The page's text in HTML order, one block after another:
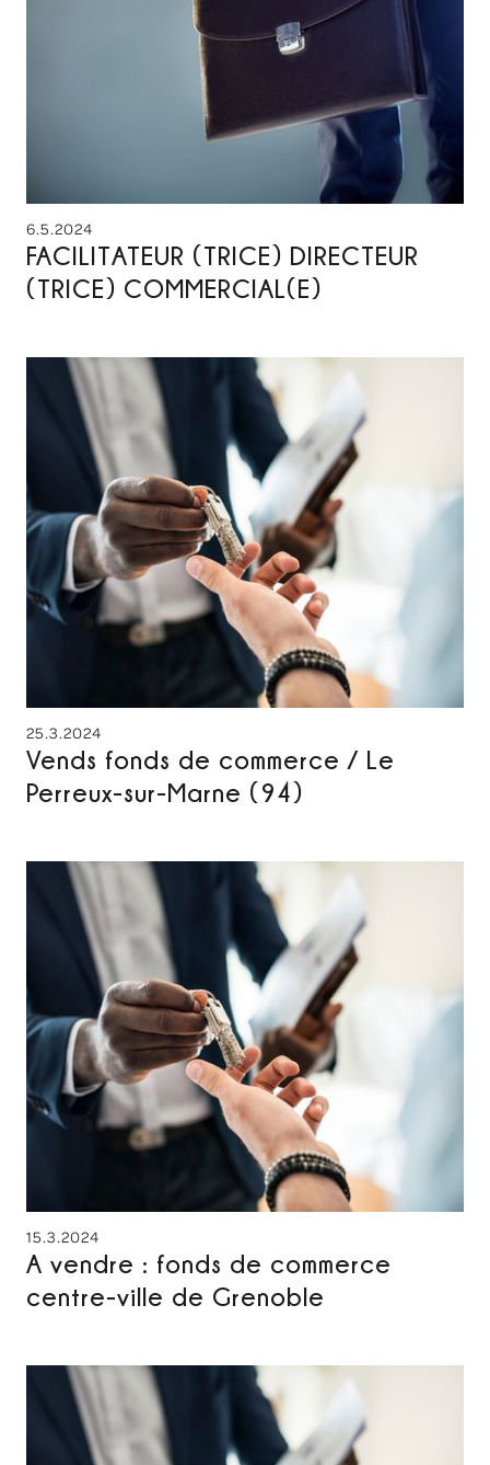
6.5.2024
FACILITATEUR (TRICE) DIRECTEUR
(TRICE) COMMERCIAL(E)
25.3.2024
Vends fonds de commerce / Le
Perreux-sur-Marne (94)
15.3.2024
A vendre : fonds de commerce
centre-ville de Grenoble